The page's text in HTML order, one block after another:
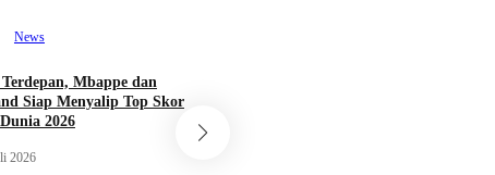
News
Terdepan, Mbappe dan
Siap Menyalip Top Skor
2026
2026